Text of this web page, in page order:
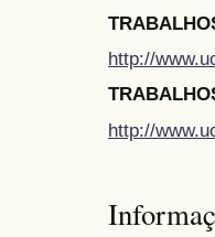
http://
http://